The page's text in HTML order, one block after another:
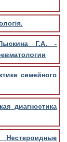
Г.А. -
семейного
диагностика